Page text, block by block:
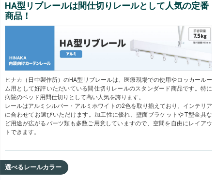
HA型リブレールは間仕切りレールとして人気の定番
商品！
ヒナカ（日中製作所）のHA型リブレールは、医療現場での使用やロッカールー
ム用として好評いただいている間仕切りレールのスタンダード商品です。特に
病院のベッド用間仕切りとして高い人気を誇ります。
レールはアルミシルバー・アルミホワイトの2色を取り揃えており、インテリア
に合わせてお選びいただけます。加工性に優れ、壁面ブラケットやT型金具な
ど用途が広がるパーツ類も多数ご用意していますので、空間を自由にレイアウ
トできます。
選べるレールカラー